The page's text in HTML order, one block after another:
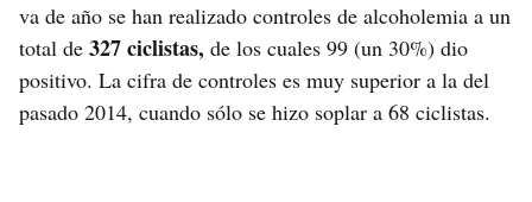
va de año se han realizado controles de alcoholemia a un
total de 327 ciclistas, de los cuales 99 (un 30%) dio
positivo. La cifra de controles es muy superior a la del
pasado 2014, cuando sólo se hizo soplar a 68 ciclistas.